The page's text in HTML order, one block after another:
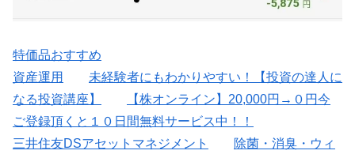
特価品おすすめ
資産運用
未経験者にもわかりやすい！【投資の達人に
なる投資講座】
【株オンライン】20,000円→０円今
ご登録頂くと１０日間無料サービス中！！
三井住友DSアセットマネジメント
除菌・消臭・ウィ